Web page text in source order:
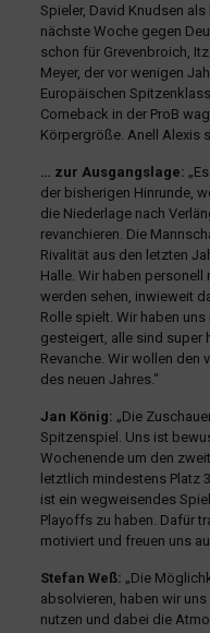
Spieler, David Knudsen
nächste Woche gegen
schon für Grevenbroich,
Meyer, der vor wenigen
Europäischen
Comeback in der ProB
Körpergröße. Anell Alexis
… zur Ausgangslage:
der bisherigen Hinrunde,
die Niederlage nach
revanchieren. Die
Rivalität aus den letzten
Halle. Wir haben
werden sehen, inwieweit
Rolle spielt. Wir haben
gesteigert, alle sind super
Revanche. Wir wollen den
des neuen Jahres.“
Jan König: „Die
Spitzenspiel. Uns ist
Wochenende um den
letztlich mindestens Platz
ist ein wegweisendes
Playoffs zu haben. Dafür
motiviert und freuen uns
Stefan Weß: „Die
absolvieren, haben wir
nutzen und dabei die